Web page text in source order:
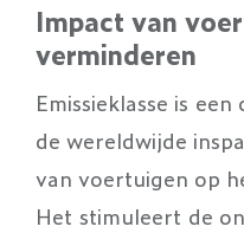
Impact van
verminderen
Emissieklasse is
de wereldwijde
van voertuigen op
Het stimuleert de